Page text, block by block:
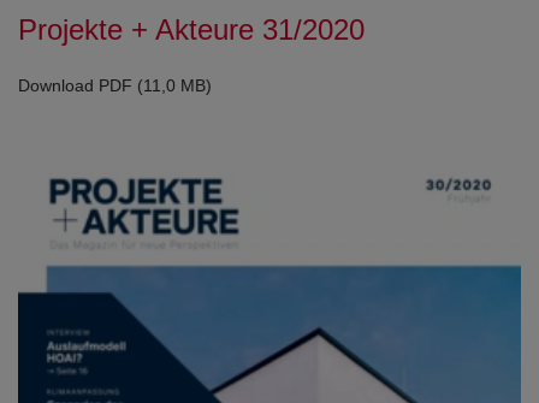
Projekte + Akteure 31/2020
Download PDF (11,0 MB)